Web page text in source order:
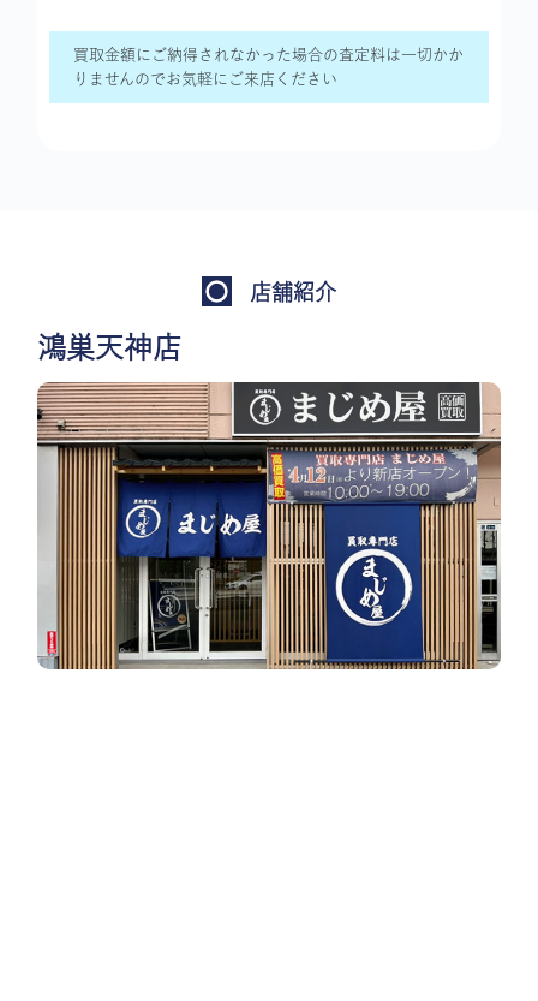
買取金額にご納得されなかった場合の査定料は一切かか
りませんのでお気軽にご来店ください
店舗紹介
鴻巣天神店